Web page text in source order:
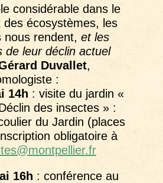
considérable dans le
des écosystèmes, les
nous rendent, et les
de leur déclin actuel
Duvallet,
:
14h : visite du jardin «
des insectes » :
du Jardin (places
obligatoire à
16h : conférence au